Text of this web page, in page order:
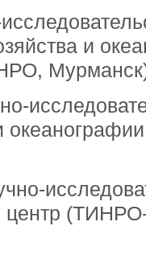
и
центр